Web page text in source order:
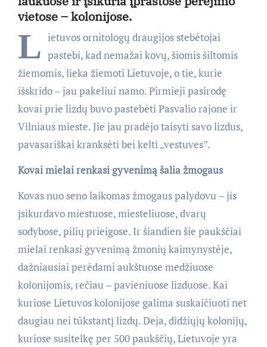
vietose – kolonijose.
L ietuvos ornitologų draugijos stebėtojai
pastebi, kad nemažai kovų, šiomis šiltomis
žiemomis, lieka žiemoti Lietuvoje, o tie, kurie
išskrido – jau pakeliui namo. Pirmieji pasirodę
kovai prie lizdų buvo pastebėti Pasvalio rajone ir
Vilniaus mieste. Jie jau pradėjo taisyti savo lizdus,
pavasariškai kranksėti bei kelti „vestuves”.
Kovai mielai renkasi gyvenimą šalia žmogaus
Kovas nuo seno laikomas žmogaus palydovu – jis
įsikurdavo miestuose, miesteliuose, dvarų
sodybose, pilių prieigose. Ir šiandien šie paukščiai
mielai renkasi gyvenimą žmonių kaimynystėje,
dažniausiai perėdami aukštuose medžiuose
kolonijomis, rečiau – pavieniuose lizduose. Kai
kuriose Lietuvos kolonijose galima suskaičiuoti net
daugiau nei tūkstantį lizdų. Deja, didžiųjų kolonijų,
kuriose susitelkę per 500 paukščių, Lietuvoje yra